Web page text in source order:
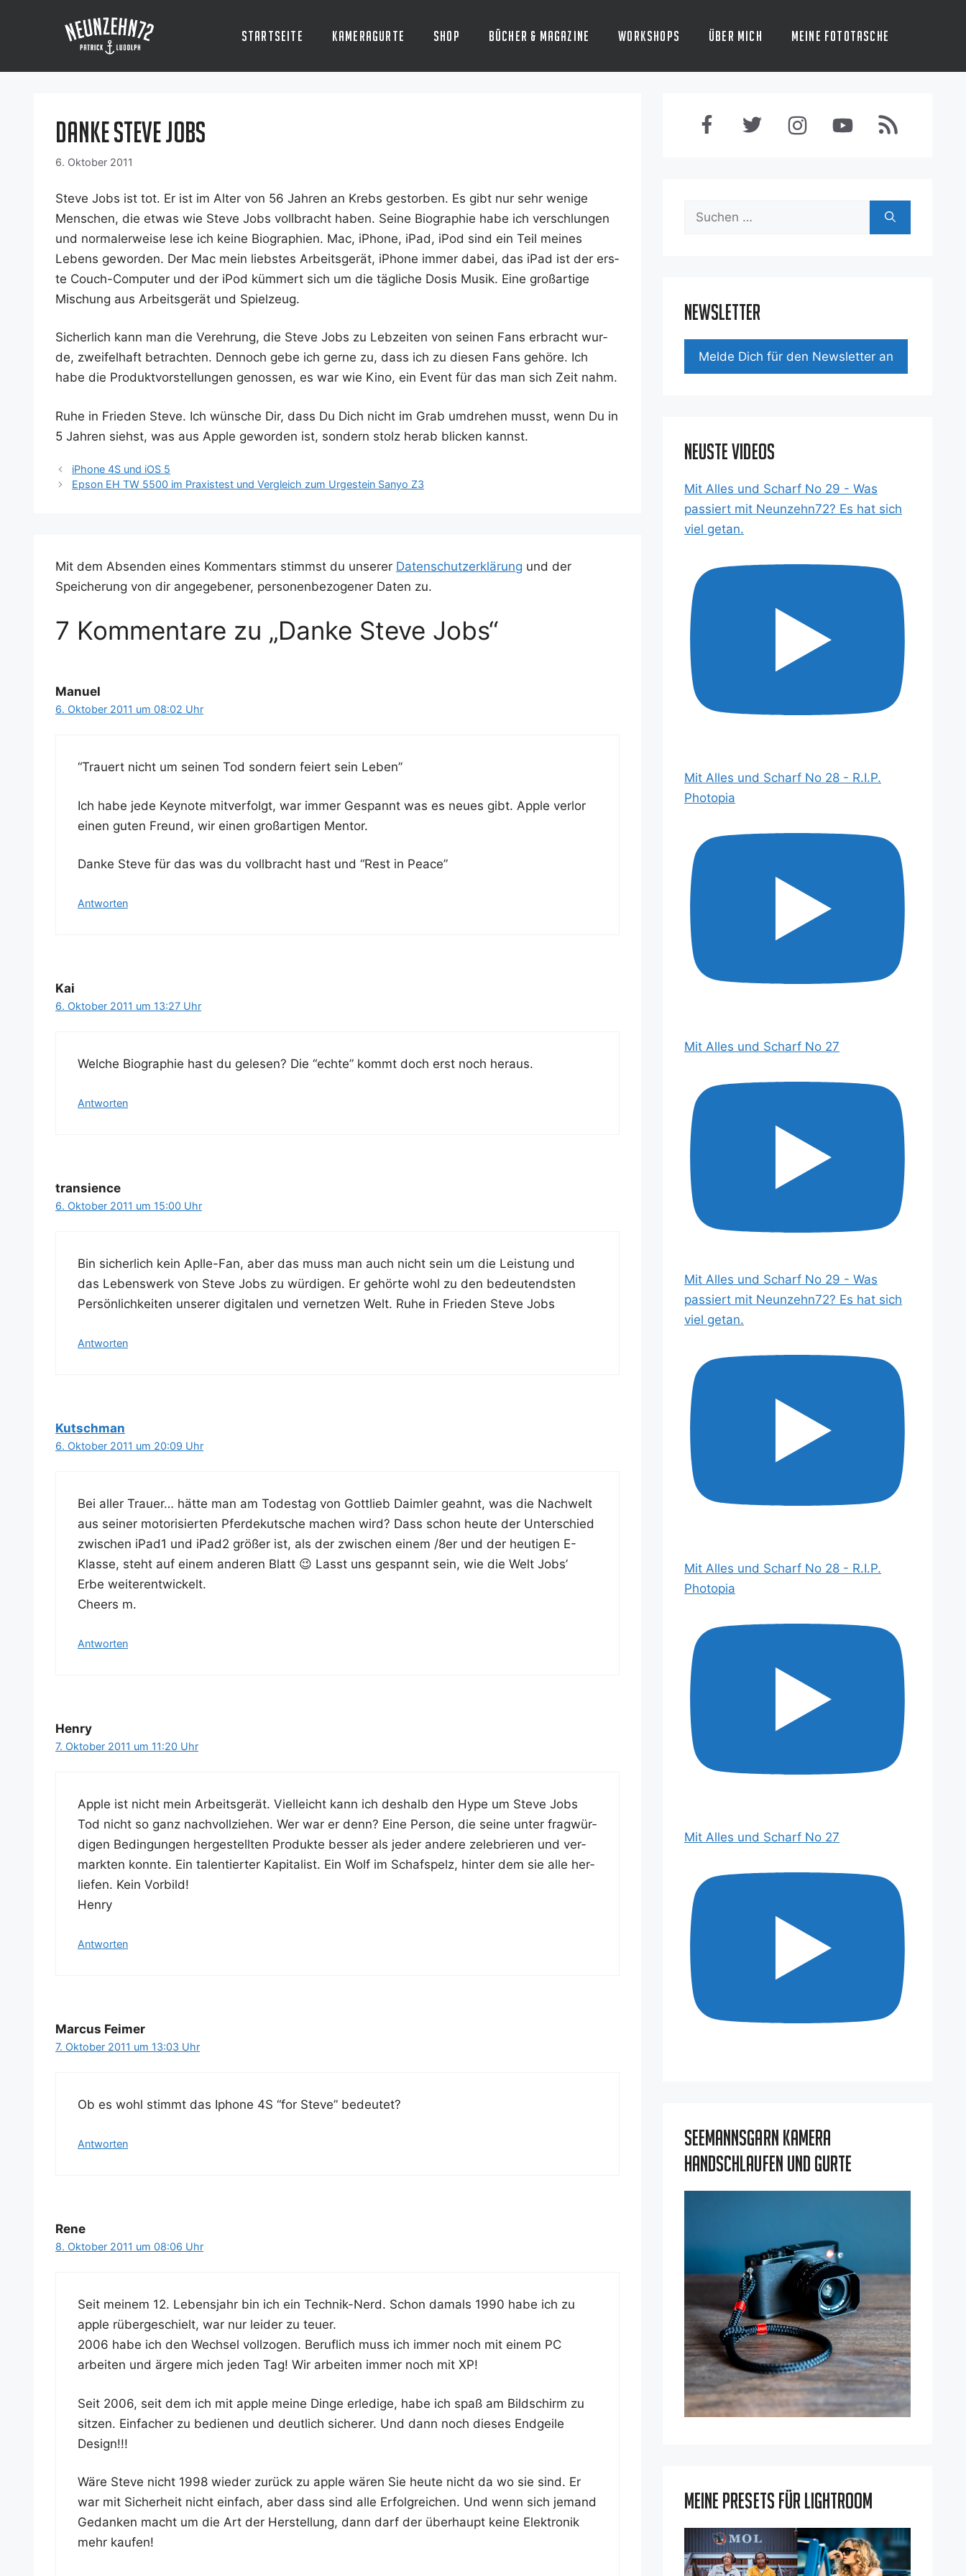
Startseite Kameragurte Shop Bücher & Magazine Workshops Über mich Meine Fototasche
Danke Steve Jobs
6. Oktober 2011
Ste­ve Jobs ist tot. Er ist im Alter von 56 Jah­ren an Krebs gestor­ben. Es gibt nur sehr weni­ge
Men­schen, die etwas wie Ste­ve Jobs voll­bracht haben. Sei­ne Bio­gra­phie habe ich ver­schlun­gen
und nor­ma­ler­wei­se lese ich kei­ne Bio­gra­phien. Mac, iPho­ne, iPad, iPod sind ein Teil mei­nes
Lebens gewor­den. Der Mac mein liebs­tes Arbeits­ge­rät, iPho­ne immer dabei, das iPad ist der ers­
te Couch-Com­pu­ter und der iPod küm­mert sich um die täg­li­che Dosis Musik. Eine groß­ar­ti­ge
Mischung aus Arbeits­ge­rät und Spielzeug.
Sicher­lich kann man die Ver­eh­rung, die Ste­ve Jobs zu Leb­zei­ten von sei­nen Fans erbracht wur­
de, zwei­fel­haft betrach­ten. Den­noch gebe ich ger­ne zu, dass ich zu die­sen Fans gehö­re. Ich
habe die Pro­dukt­vor­stel­lun­gen genos­sen, es war wie Kino, ein Event für das man sich Zeit nahm.
Ruhe in Frie­den Ste­ve. Ich wün­sche Dir, dass Du Dich nicht im Grab umdre­hen musst, wenn Du in
5 Jah­ren siehst, was aus Apple gewor­den ist, son­dern stolz her­ab bli­cken kannst.
iPhone 4S und iOS 5
Epson EH TW 5500 im Praxistest und Vergleich zum Urgestein Sanyo Z3
Mit dem Absenden eines Kommentars stimmst du unserer Datenschutzerklärung und der
Speicherung von dir angegebener, personenbezogener Daten zu.
7 Kommentare zu „Danke Steve Jobs“
Manuel
6. Oktober 2011 um 08:02 Uhr
“Trau­ert nicht um sei­nen Tod son­dern fei­ert sein Leben”
Ich habe jede Key­note mit­ver­folgt, war immer Gespannt was es neu­es gibt. Apple ver­lor
einen guten Freund, wir einen groß­ar­ti­gen Mentor.
Dan­ke Ste­ve für das was du voll­bracht hast und “Rest in Peace”
Antworten
Kai
6. Oktober 2011 um 13:27 Uhr
Wel­che Bio­gra­phie hast du gele­sen? Die “ech­te” kommt doch erst noch heraus.
Antworten
transience
6. Oktober 2011 um 15:00 Uhr
Bin sicher­lich kein Aplle-Fan, aber das muss man auch nicht sein um die Leis­tung und
das Lebens­werk von Ste­ve Jobs zu wür­di­gen. Er gehör­te wohl zu den bedeu­tends­ten
Per­sön­lich­kei­ten unse­rer digi­ta­len und ver­net­zen Welt. Ruhe in Frie­den Ste­ve Jobs
Antworten
Kutschman
6. Oktober 2011 um 20:09 Uhr
Bei aller Trau­er… hät­te man am Todes­tag von Gott­lieb Daim­ler geahnt, was die Nach­welt
aus sei­ner moto­ri­sier­ten Pfer­de­kut­sche machen wird? Dass schon heu­te der Unter­schied
zwi­schen iPad1 und iPad2 grö­ßer ist, als der zwi­schen einem /8er und der heu­ti­gen E-
Klas­se, steht auf einem ande­ren Blatt 😉 Lasst uns gespannt sein, wie die Welt Jobs’
Erbe weiterentwickelt.
Che­ers m.
Antworten
Henry
7. Oktober 2011 um 11:20 Uhr
Apple ist nicht mein Arbeits­ge­rät. Viel­leicht kann ich des­halb den Hype um Ste­ve Jobs
Tod nicht so ganz nach­voll­zie­hen. Wer war er denn? Eine Per­son, die sei­ne unter frag­wür­
di­gen Bedin­gun­gen her­ge­stell­ten Pro­duk­te bes­ser als jeder ande­re zele­brie­ren und ver­
mark­ten konn­te. Ein talen­tier­ter Kapi­ta­list. Ein Wolf im Schafs­pelz, hin­ter dem sie alle her­
lie­fen. Kein Vorbild!
Henry
Antworten
Marcus Feimer
7. Oktober 2011 um 13:03 Uhr
Ob es wohl stimmt das Ipho­ne 4S “for Ste­ve” bedeutet?
Antworten
Rene
8. Oktober 2011 um 08:06 Uhr
Seit mei­nem 12. Lebens­jahr bin ich ein Tech­nik-Nerd. Schon damals 1990 habe ich zu
apple rüber­ge­schielt, war nur lei­der zu teuer.
2006 habe ich den Wech­sel voll­zo­gen. Beruf­lich muss ich immer noch mit einem PC
arbei­ten und ärge­re mich jeden Tag! Wir arbei­ten immer noch mit XP!
Seit 2006, seit dem ich mit apple mei­ne Din­ge erle­di­ge, habe ich spaß am Bild­schirm zu
sit­zen. Ein­fa­cher zu bedie­nen und deut­lich siche­rer. Und dann noch die­ses End­gei­le
Design!!!
Wäre Ste­ve nicht 1998 wie­der zurück zu apple wären Sie heu­te nicht da wo sie sind. Er
war mit Sicher­heit nicht ein­fach, aber dass sind alle Erfolg­rei­chen. Und wenn sich jemand
Gedan­ken macht um die Art der Her­stel­lung, dann darf der über­haupt kei­ne Elek­tro­nik
mehr kaufen!
Suchen
Newsletter
Mel­de Dich für den News­let­ter an
Neuste Videos
Mit Alles und Scharf No 29 - Was
passiert mit Neunzehn72? Es hat sich
viel getan.
Mit Alles und Scharf No 28 - R.I.P.
Photopia
Mit Alles und Scharf No 27
Mit Alles und Scharf No 29 - Was
passiert mit Neunzehn72? Es hat sich
viel getan.
Mit Alles und Scharf No 28 - R.I.P.
Photopia
Mit Alles und Scharf No 27
Seemannsgarn Kamera
Handschlaufen und Gurte
Meine Presets für Lightroom